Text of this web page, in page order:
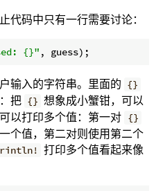
代码中只有一行需要讨论：
{}"
输入的字符串。里面的 {}
把 {} 想象成小蟹钳，可以
以打印多个值：第一对 {}
个值，第二对则使用第二个
打印多个值看起来像